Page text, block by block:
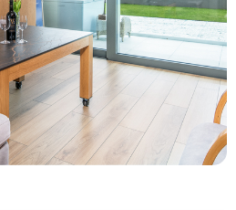
Zobacz wszystkie